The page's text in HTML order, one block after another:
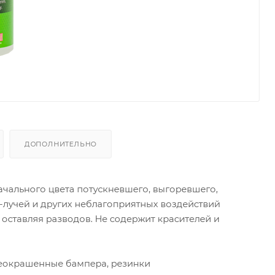
ДОПОЛНИТЕЛЬНО
цвета потускневшего, выгоревшего,
и других неблагоприятных воздействий
разводов. Не содержит красителей и
бампера, резинки